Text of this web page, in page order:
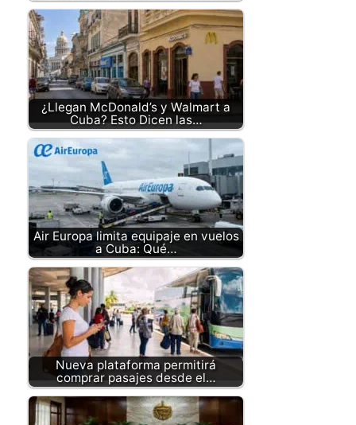
¿Llegan McDonald’s y Walmart a
Cuba? Esto Dicen las…
Air Europa limita equipaje en vuelos
a Cuba: Qué…
Nueva plataforma permitirá
comprar pasajes desde el…